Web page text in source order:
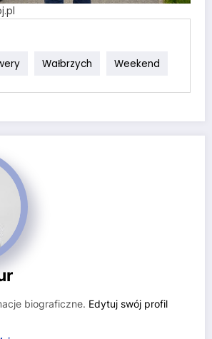
Wałbrzych Weekend
biograficzne. Edytuj swój profil